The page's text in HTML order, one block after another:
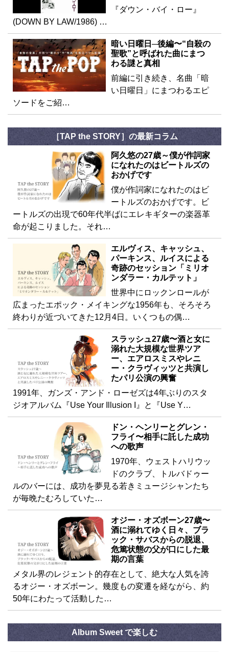
『ダウン・バイ・ロー』
(DOWN BY LAW/1986) …
暗い日曜日─後編〜“自殺の
聖歌”と呼ばれた曲にまつ
わる謎と真相
前編に引き続き、名曲「暗
い日曜日」にまつわるエピ
ソードをご紹…
［TAP the STORY］の最新コラム
阿久悠の27歳～僕が作詞家
になれたのはビートルズの
おかげです
僕が作詞家になれたのはビ
ートルズのおかげです。ビ
ートルズの出現で60年代半ばにエレキギターの楽器革
命が起こりました。それ…
エルヴィス、キャッシュ、
パーキンス、ルイスによる
奇跡のセッション「ミリオ
ンダラー・カルテット」
世界中にロックンロールが
広まったエポック・メイキングな1956年も、そろそろ
終わりが近づいてきた12月4日。いくつもの偶…
スラッシュ27歳〜酒と女に
溺れた大規模な世界ツア
ー、エアロスミスやレニ
ー・クラヴィッツと共演し
たパリ公演の興奮
1991年、ガンズ・アンド・ローゼズは4年ぶりのスタ
ジオアルバム『Use Your Illusion I』と『Use Y…
ドン・ヘンリーとグレン・
フライ〜相手に託した成功
への歌声
1970年、ウェストハリウッ
ドのクラブ、トルバドゥー
ルのバーには、成功を夢見る若きミュージシャンたち
が毎晩たむろしていた…
オジー・オズボーン27歳〜
酒に溺れてゆく日々、ブラ
ック・サバスからの脱退、
危篤状態の父が口にした最
期の言葉
メタル界のレジェント的存在として、絶大な人気を誇
るオジー・オズボーン。幾度もの変遷を経ながら、約
50年にわたって活動した…
Album Sweet で楽しむ